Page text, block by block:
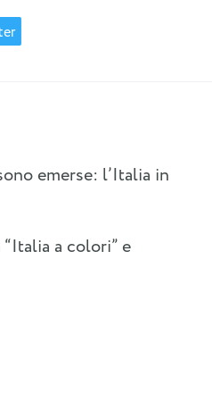
emerse: l’Italia in
a colori” e